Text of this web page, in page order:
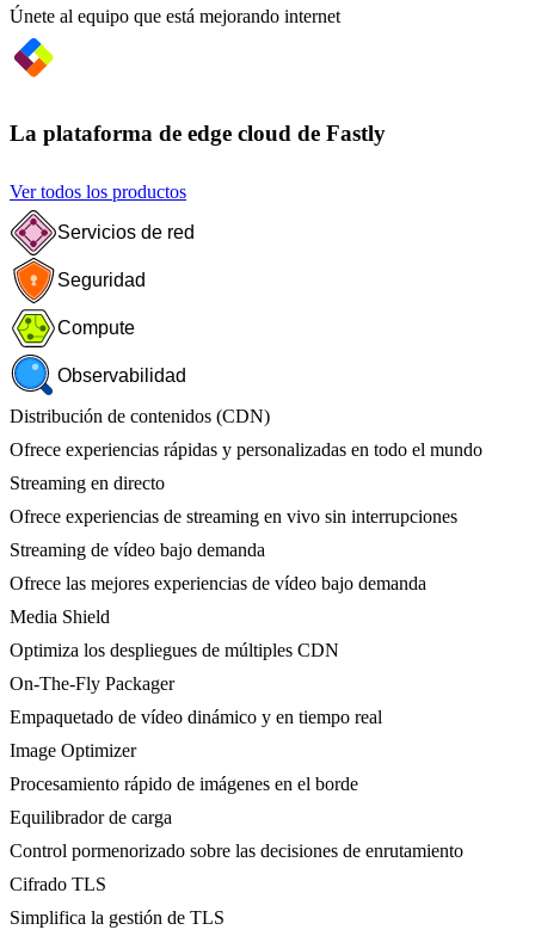
Únete al equipo que está mejorando internet
La plataforma de edge cloud de Fastly
Ver todos los productos
Servicios de red
Seguridad
Compute
Observabilidad
Distribución de contenidos (CDN)
Ofrece experiencias rápidas y personalizadas en todo el mundo
Streaming en directo
Ofrece experiencias de streaming en vivo sin interrupciones
Streaming de vídeo bajo demanda
Ofrece las mejores experiencias de vídeo bajo demanda
Media Shield
Optimiza los despliegues de múltiples CDN
On-The-Fly Packager
Empaquetado de vídeo dinámico y en tiempo real
Image Optimizer
Procesamiento rápido de imágenes en el borde
Equilibrador de carga
Control pormenorizado sobre las decisiones de enrutamiento
Cifrado TLS
Simplifica la gestión de TLS